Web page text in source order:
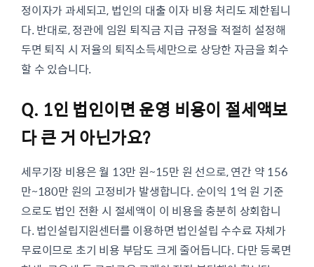
정이자가 과세되고, 법인의 대출 이자 비용 처리도 제한됩니
다. 반대로, 정관에 임원 퇴직금 지급 규정을 적절히 설정해
두면 퇴직 시 저율의 퇴직소득세만으로 상당한 자금을 회수
할 수 있습니다.
Q. 1인 법인이면 운영 비용이 절세액보
다 큰 거 아닌가요?
세무기장 비용은 월 13만 원~15만 원 선으로, 연간 약 156
만~180만 원의 고정비가 발생합니다. 순이익 1억 원 기준
으로도 법인 전환 시 절세액이 이 비용을 충분히 상회합니
다. 법인설립지원센터를 이용하면 법인설립 수수료 자체가
무료이므로 초기 비용 부담도 크게 줄어듭니다. 다만 등록면